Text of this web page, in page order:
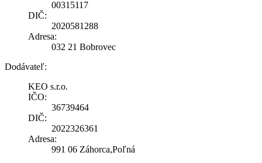
00315117
DIČ:
2020581288
Adresa:
032 21 Bobrovec
Dodávateľ:
KEO s.r.o.
IČO:
36739464
DIČ:
2022326361
Adresa:
991 06 Záhorca,Poľná